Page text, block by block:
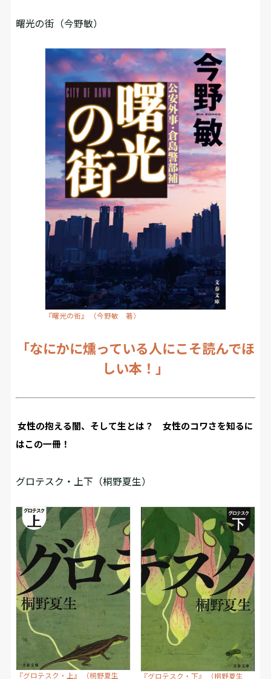
曙光の街（今野敏）
『曙光の街』 （今野敏 著）
「なにかに燻っている人にこそ読んでほ
しい本！」
女性の抱える闇、そして生とは？ 女性のコワさを知るに
はこの一冊！
グロテスク・上下（桐野夏生）
『グロテスク・上』 （桐野夏生 『グロテスク・下』 （桐野夏生